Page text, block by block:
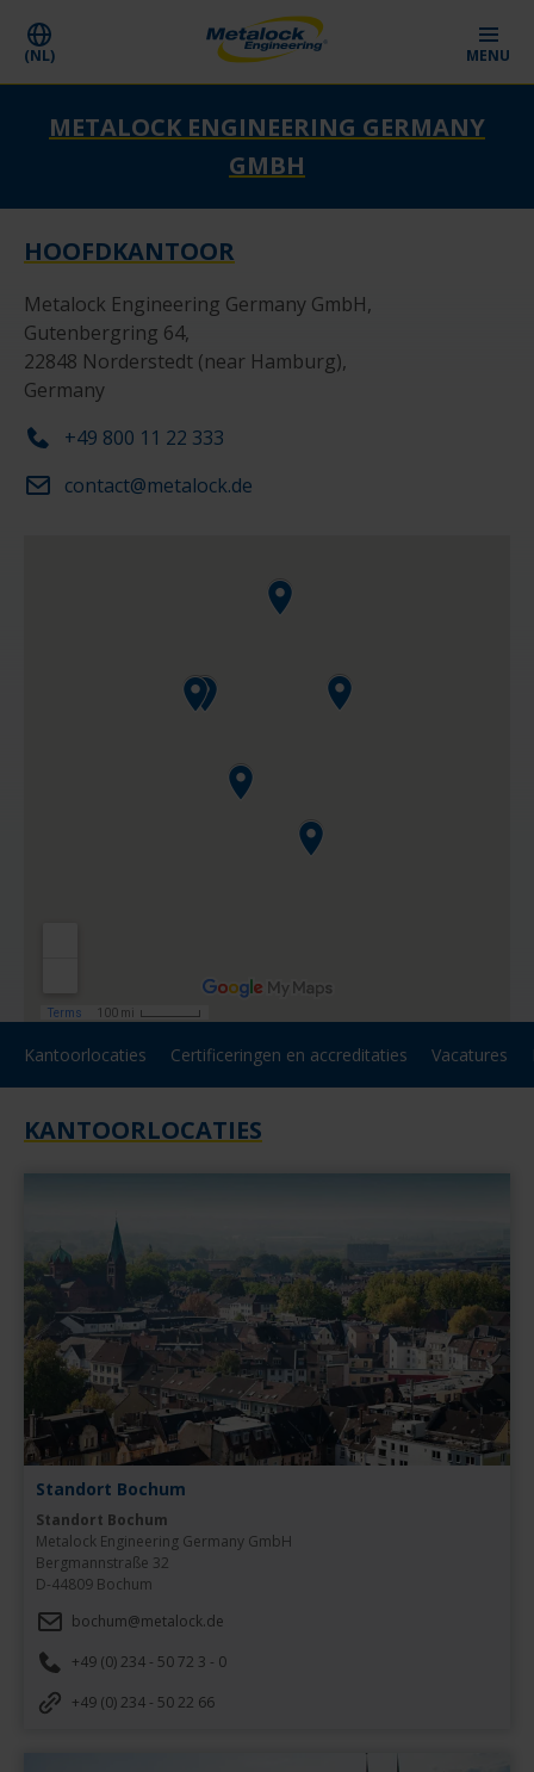
(NL) MENU
METALOCK ENGINEERING GERMANY
GMBH
HOOFDKANTOOR
Metalock Engineering Germany GmbH,
Gutenbergring 64,
22848 Norderstedt (near Hamburg),
Germany
+49 800 11 22 333
contact@metalock.de
Kantoorlocaties Certificeringen en accreditaties Vacatures
KANTOORLOCATIES
Standort Bochum
Standort Bochum
Metalock Engineering Germany GmbH
Bergmannstraße 32
D-44809 Bochum
bochum@metalock.de
+49 (0) 234 - 50 72 3 - 0
+49 (0) 234 - 50 22 66